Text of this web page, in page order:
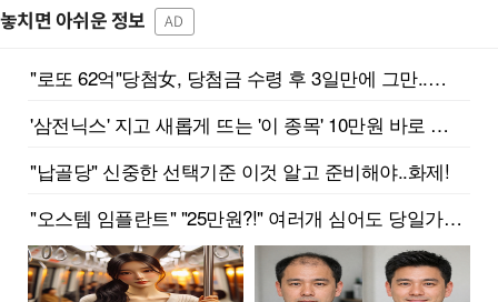
놓치면 아쉬운 정보 AD